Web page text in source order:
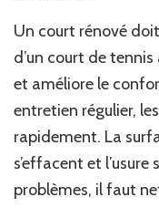
faut-
il
un
court
après
sa
rénovation
Un court rénové
d’un court de
et améliore le
entretien régulier,
rapidement. La
s’effacent et l’usure
problèmes, il faut